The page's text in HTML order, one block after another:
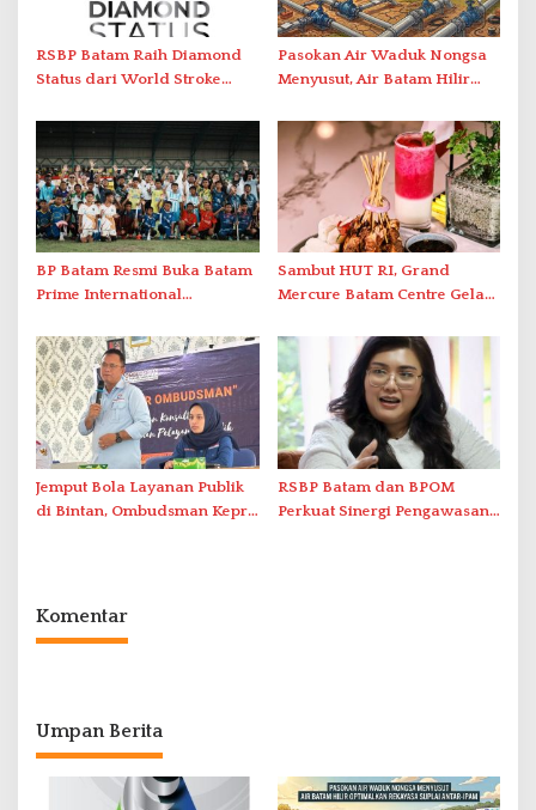
RSBP Batam Raih Diamond
Status dari World Stroke
Penanganan Stroke
Berstandar Internasional
Pasokan Air Waduk Nongsa
Menyusut, Air Batam Hilir
Antar-IPAM
BP Batam Resmi Buka Batam
Prime International
2026 di Stadion Temenggung
Abdul Jamal
Sambut HUT RI, Grand
Mercure Batam Centre Gelar
Nusantara’
Jemput Bola Layanan Publik
di Bintan, Ombudsman Kepri
RSBP Batam dan BPOM
Perkuat Sinergi Pengawasan
Komentar
Umpan Berita